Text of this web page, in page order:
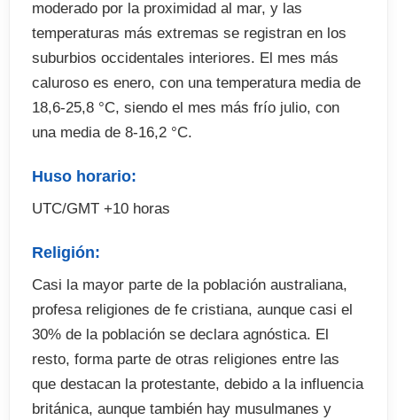
moderado por la proximidad al mar, y las
temperaturas más extremas se registran en los
suburbios occidentales interiores. El mes más
caluroso es enero, con una temperatura media de
18,6-25,8 °C, siendo el mes más frío julio, con
una media de 8-16,2 °C.
Huso horario:
UTC/GMT +10 horas
Religión:
Casi la mayor parte de la población australiana,
profesa religiones de fe cristiana, aunque casi el
30% de la población se declara agnóstica. El
resto, forma parte de otras religiones entre las
que destacan la protestante, debido a la influencia
británica, aunque también hay musulmanes y